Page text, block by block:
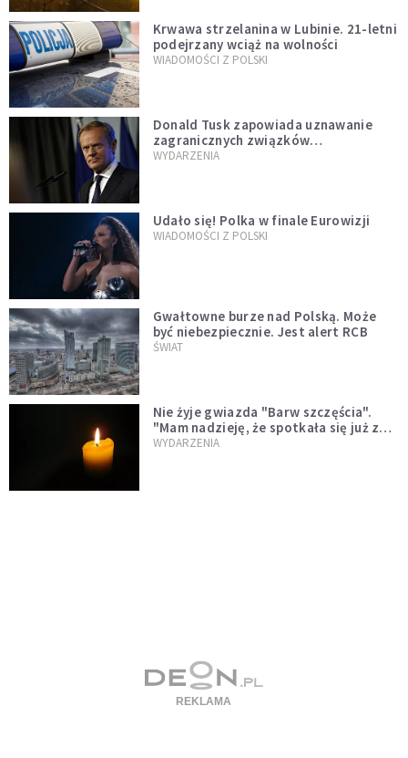
Krwawa strzelanina w Lubinie. 21-letni
podejrzany wciąż na wolności
WIADOMOŚCI Z POLSKI
Donald Tusk zapowiada uznawanie
zagranicznych związków
jednopłciowych. "Państwo oblało ten
WYDARZENIA
Udało się! Polka w finale Eurowizji
WIADOMOŚCI Z POLSKI
Gwałtowne burze nad Polską. Może
być niebezpiecznie. Jest alert RCB
ŚWIAT
Nie żyje gwiazda "Barw szczęścia".
"Mam nadzieję, że spotkała się już z
Bogiem, którego tak bardzo kochała"
WYDARZENIA